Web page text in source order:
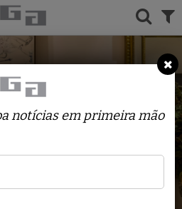
notícias em primeira mão